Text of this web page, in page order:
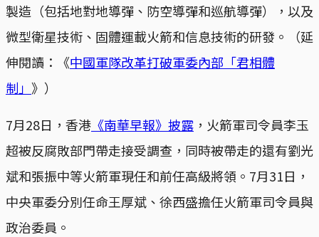
製造（包括地對地導彈、防空導彈和巡航導彈），以及
微型衛星技術、固體運載火箭和信息技術的研發。（延
伸閱讀：《中國軍隊改革打破軍委內部「君相體
制」 》）
7月28日，香港 《南華早報》披露 ，火箭軍司令員李玉
超被反腐敗部門帶走接受調查，同時被帶走的還有劉光
斌和張振中等火箭軍現任和前任高級將領。7月31日，
中央軍委分別任命王厚斌、徐西盛擔任火箭軍司令員與
政治委員。